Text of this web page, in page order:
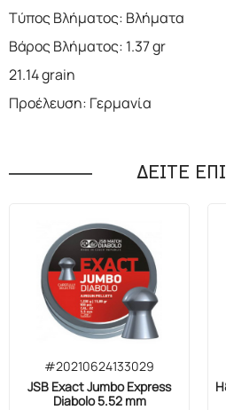
Τύπος Βλήματος: Βλήματα
Βάρος Βλήματος: 1.37 gr
21.14 grain
Προέλευση: Γερμανία
ΔΕΙΤΕ
#20210624133029
JSB Exact Jumbo Express
Diabolo 5.52 mm